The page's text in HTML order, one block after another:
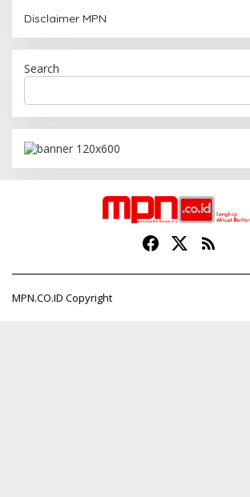
Disclaimer MPN
Search
MPN.CO.ID Copyright